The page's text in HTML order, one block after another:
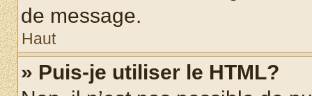
de message.
Haut
» Puis-je utiliser le HTML?